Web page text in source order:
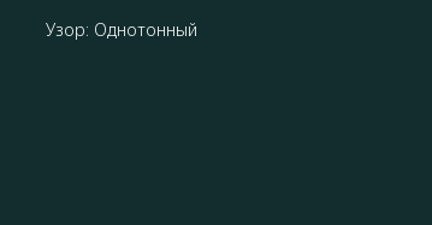
Узор: Однотонный